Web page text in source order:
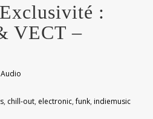
:
VECT –
Audio
, chill-out, electronic,funk, indiemusic